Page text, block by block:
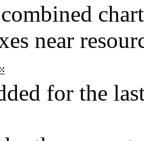
near
for the